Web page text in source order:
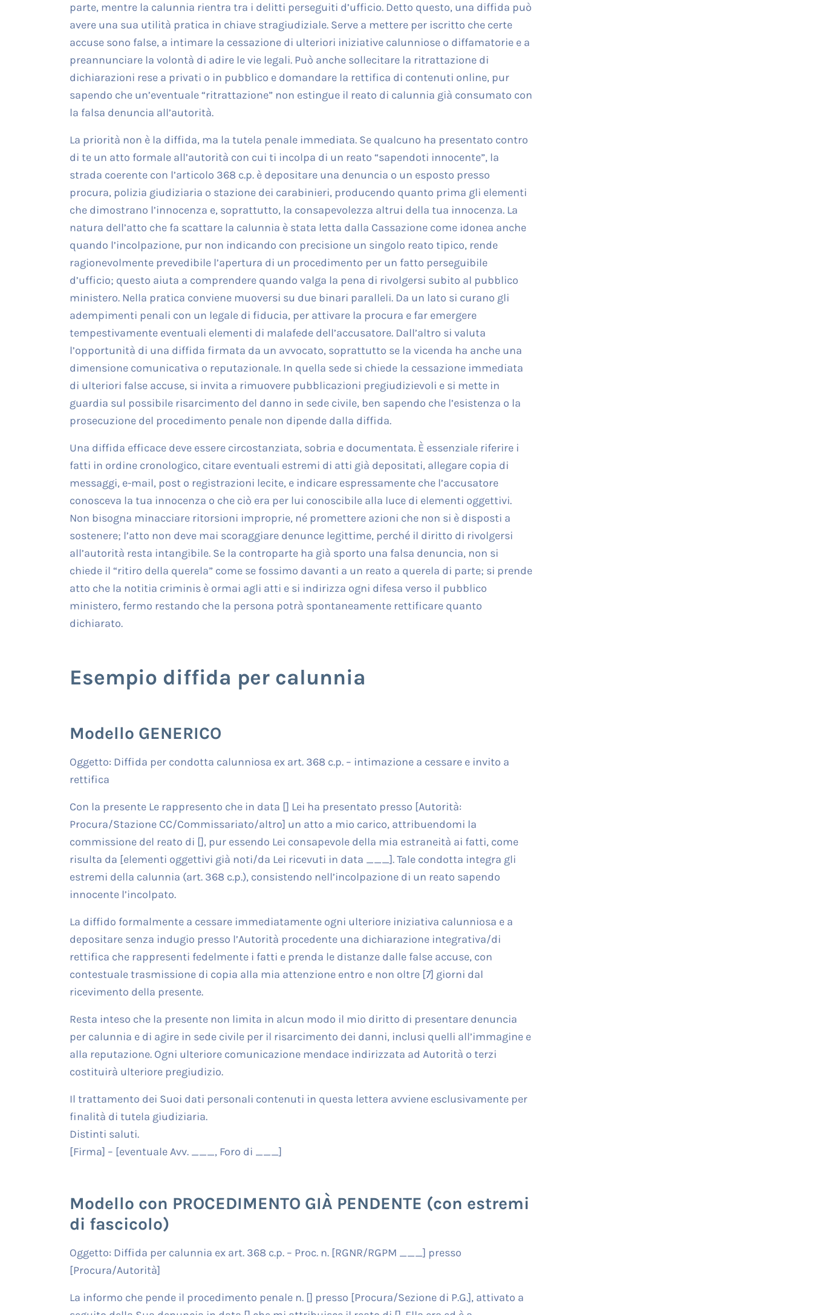
parte, mentre la calunnia rientra tra i delitti perseguiti d’ufficio. Detto questo, una diffida può
avere una sua utilità pratica in chiave stragiudiziale. Serve a mettere per iscritto che certe
accuse sono false, a intimare la cessazione di ulteriori iniziative calunniose o diffamatorie e a
preannunciare la volontà di adire le vie legali. Può anche sollecitare la ritrattazione di
dichiarazioni rese a privati o in pubblico e domandare la rettifica di contenuti online, pur
sapendo che un’eventuale “ritrattazione” non estingue il reato di calunnia già consumato con
la falsa denuncia all’autorità.
La priorità non è la diffida, ma la tutela penale immediata. Se qualcuno ha presentato contro
di te un atto formale all’autorità con cui ti incolpa di un reato “sapendoti innocente”, la
strada coerente con l’articolo 368 c.p. è depositare una denuncia o un esposto presso
procura, polizia giudiziaria o stazione dei carabinieri, producendo quanto prima gli elementi
che dimostrano l’innocenza e, soprattutto, la consapevolezza altrui della tua innocenza. La
natura dell’atto che fa scattare la calunnia è stata letta dalla Cassazione come idonea anche
quando l’incolpazione, pur non indicando con precisione un singolo reato tipico, rende
ragionevolmente prevedibile l’apertura di un procedimento per un fatto perseguibile
d’ufficio; questo aiuta a comprendere quando valga la pena di rivolgersi subito al pubblico
ministero. Nella pratica conviene muoversi su due binari paralleli. Da un lato si curano gli
adempimenti penali con un legale di fiducia, per attivare la procura e far emergere
tempestivamente eventuali elementi di malafede dell’accusatore. Dall’altro si valuta
l’opportunità di una diffida firmata da un avvocato, soprattutto se la vicenda ha anche una
dimensione comunicativa o reputazionale. In quella sede si chiede la cessazione immediata
di ulteriori false accuse, si invita a rimuovere pubblicazioni pregiudizievoli e si mette in
guardia sul possibile risarcimento del danno in sede civile, ben sapendo che l’esistenza o la
prosecuzione del procedimento penale non dipende dalla diffida.
Una diffida efficace deve essere circostanziata, sobria e documentata. È essenziale riferire i
fatti in ordine cronologico, citare eventuali estremi di atti già depositati, allegare copia di
messaggi, e-mail, post o registrazioni lecite, e indicare espressamente che l’accusatore
conosceva la tua innocenza o che ciò era per lui conoscibile alla luce di elementi oggettivi.
Non bisogna minacciare ritorsioni improprie, né promettere azioni che non si è disposti a
sostenere; l’atto non deve mai scoraggiare denunce legittime, perché il diritto di rivolgersi
all’autorità resta intangibile. Se la controparte ha già sporto una falsa denuncia, non si
chiede il “ritiro della querela” come se fossimo davanti a un reato a querela di parte; si prende
atto che la notitia criminis è ormai agli atti e si indirizza ogni difesa verso il pubblico
ministero, fermo restando che la persona potrà spontaneamente rettificare quanto
dichiarato.
Esempio diffida per calunnia
Modello GENERICO
Oggetto: Diffida per condotta calunniosa ex art. 368 c.p. – intimazione a cessare e invito a
rettifica
Con la presente Le rappresento che in data [] Lei ha presentato presso [Autorità:
Procura/Stazione CC/Commissariato/altro] un atto a mio carico, attribuendomi la
commissione del reato di [], pur essendo Lei consapevole della mia estraneità ai fatti, come
risulta da [elementi oggettivi già noti/da Lei ricevuti in data ___]. Tale condotta integra gli
estremi della calunnia (art. 368 c.p.), consistendo nell’incolpazione di un reato sapendo
innocente l’incolpato.
La diffido formalmente a cessare immediatamente ogni ulteriore iniziativa calunniosa e a
depositare senza indugio presso l’Autorità procedente una dichiarazione integrativa/di
rettifica che rappresenti fedelmente i fatti e prenda le distanze dalle false accuse, con
contestuale trasmissione di copia alla mia attenzione entro e non oltre [7] giorni dal
ricevimento della presente.
Resta inteso che la presente non limita in alcun modo il mio diritto di presentare denuncia
per calunnia e di agire in sede civile per il risarcimento dei danni, inclusi quelli all’immagine e
alla reputazione. Ogni ulteriore comunicazione mendace indirizzata ad Autorità o terzi
costituirà ulteriore pregiudizio.
Il trattamento dei Suoi dati personali contenuti in questa lettera avviene esclusivamente per
finalità di tutela giudiziaria.
Distinti saluti.
[Firma] – [eventuale Avv. ___, Foro di ___]
Modello con PROCEDIMENTO GIÀ PENDENTE (con estremi
di fascicolo)
Oggetto: Diffida per calunnia ex art. 368 c.p. – Proc. n. [RGNR/RGPM ___] presso
[Procura/Autorità]
La informo che pende il procedimento penale n. [] presso [Procura/Sezione di P.G.], attivato a